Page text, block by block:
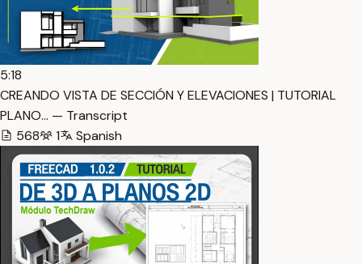
5:18
CREANDO VISTA DE SECCIÓN Y ELEVACIONES | TUTORIAL
PLANO… — Transcript
568
1 Spanish